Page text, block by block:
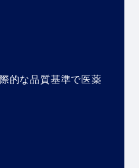
的な品質基準で医薬